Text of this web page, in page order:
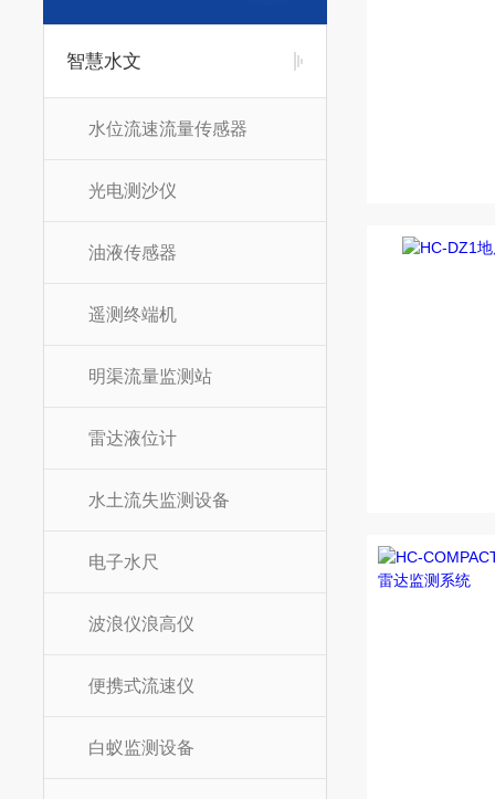
智慧水文
水位流速流量传感器
光电测沙仪
油液传感器
遥测终端机
明渠流量监测站
雷达液位计
水土流失监测设备
电子水尺
波浪仪浪高仪
便携式流速仪
白蚁监测设备